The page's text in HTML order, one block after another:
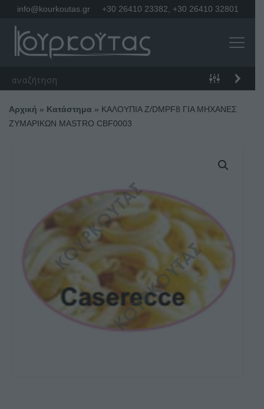
info@kourkoutas.gr +30 26410 23382 +30 26410 32801
Αρχική » Κατάστημα » ΚΑΛΟΥΠΙΑ Z/DMPF8 ΓΙΑ ΜΗΧΑΝΕΣ
ΖΥΜΑΡΙΚΩΝ MASTRO CBF0003